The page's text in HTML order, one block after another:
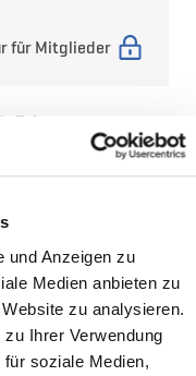
und Anzeigen zu
Medien anbieten zu
zu analysieren.
Ihrer Verwendung
soziale Medien,
für Mitglieder
Fahrzeuge
für Mitglieder
ab 1. Juli
für Mitglieder